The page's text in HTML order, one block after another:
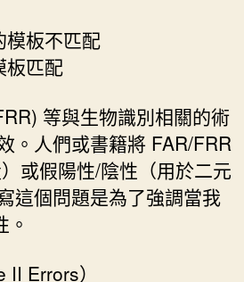
模板不匹配
板匹配
等與生物識別相關的術
。人們或書籍將 FAR/FRR
或假陽性/陰性（用於二元
這個問題是為了強調當我
Errors）